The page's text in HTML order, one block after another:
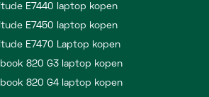
E7440 laptop kopen
E7450 laptop kopen
E7470 Laptop kopen
820 G3 laptop kopen
820 G4 laptop kopen